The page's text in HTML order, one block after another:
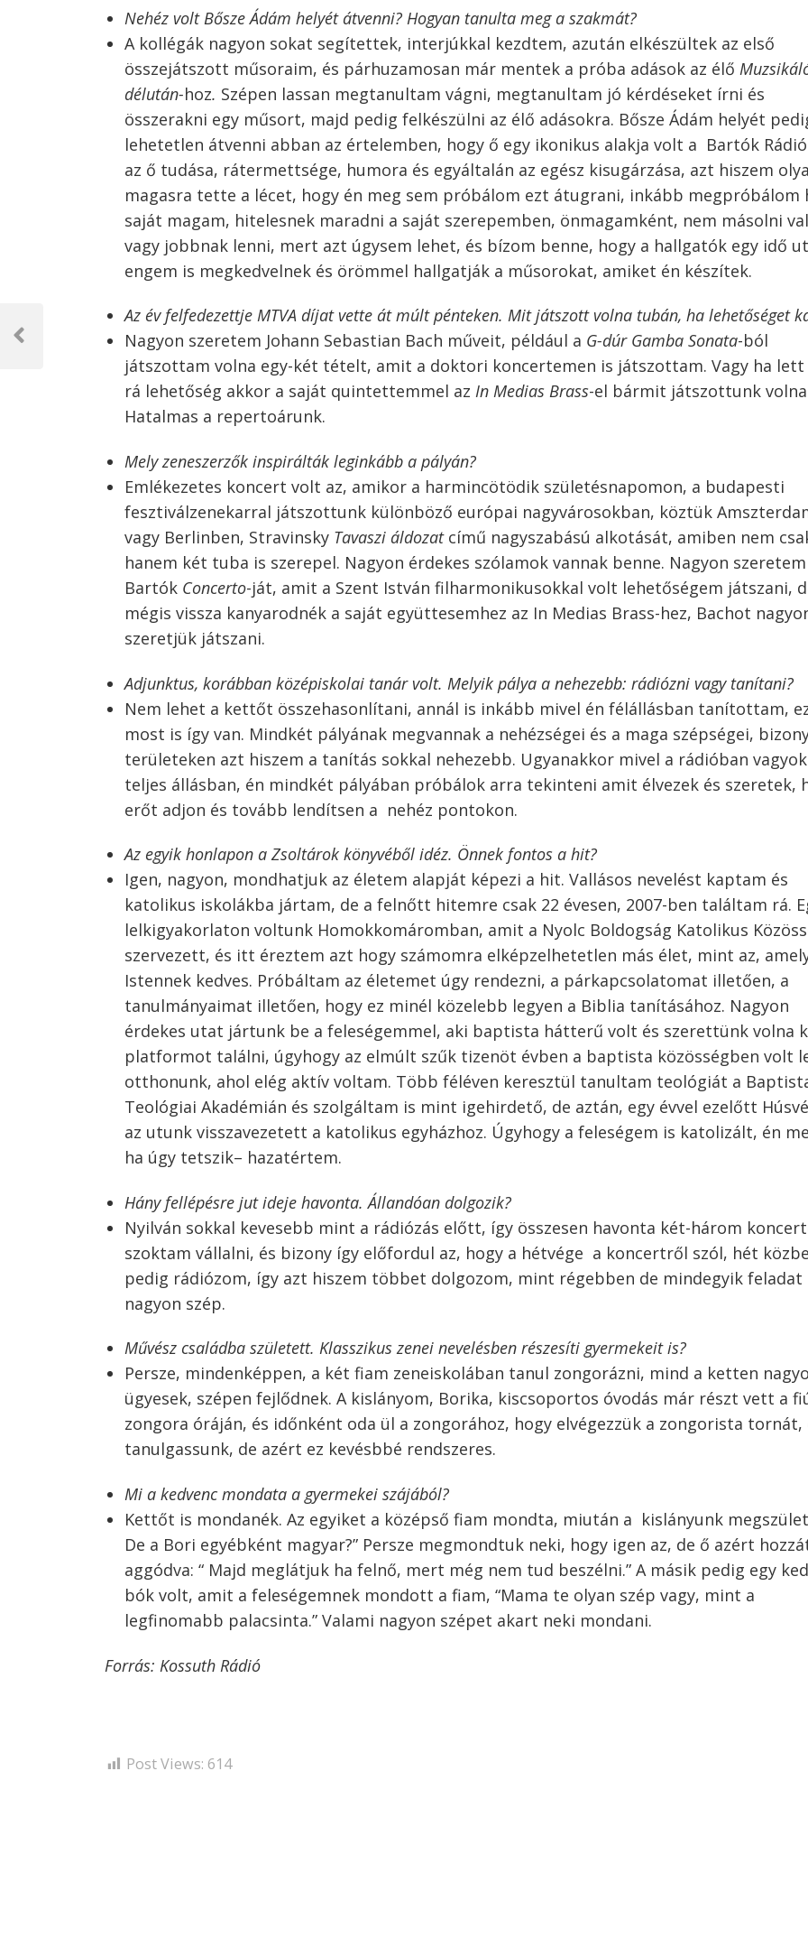
Nehéz volt Bősze Ádám helyét átvenni? Hogyan tanulta meg a szakmát?
A kollégák nagyon sokat segítettek, interjúkkal kezdtem, azután elkészültek az első
összejátszott műsoraim, és párhuzamosan már mentek a próba adások az élő
délután-hoz. Szépen lassan megtanultam vágni, megtanultam jó kérdéseket írni és
összerakni egy műsort, majd pedig felkészülni az élő adásokra. Bősze Ádám helyét
lehetetlen átvenni abban az értelemben, hogy ő egy ikonikus alakja volt a Bartók
az ő tudása, rátermettsége, humora és egyáltalán az egész kisugárzása, azt hiszem
magasra tette a lécet, hogy én meg sem próbálom ezt átugrani, inkább megpróbálom
saját magam, hitelesnek maradni a saját szerepemben, önmagamként, nem másolni
vagy jobbnak lenni, mert azt úgysem lehet, és bízom benne, hogy a hallgatók egy idő
engem is megkedvelnek és örömmel hallgatják a műsorokat, amiket én készítek.
Az év felfedezettje MTVA díjat vette át múlt pénteken. Mit játszott volna tubán, ha lehetőséget
Nagyon szeretem Johann Sebastian Bach műveit, például a G-dúr Gamba Sonata-ból
játszottam volna egy-két tételt, amit a doktori koncertemen is játszottam. Vagy ha lett
rá lehetőség akkor a saját quintettemmel az In Medias Brass-el bármit játszottunk
Hatalmas a repertoárunk.
Mely zeneszerzők inspirálták leginkább a pályán?
Emlékezetes koncert volt az, amikor a harmincötödik születésnapomon, a budapesti
fesztiválzenekarral játszottunk különböző európai nagyvárosokban, köztük
vagy Berlinben, Stravinsky Tavaszi áldozatcímű nagyszabású alkotását, amiben nem
hanem két tuba is szerepel. Nagyon érdekes szólamok vannak benne. Nagyon szeretem
Bartók Concerto-ját, amit a Szent István filharmonikusokkal volt lehetőségem játszani,
mégis vissza kanyarodnék a saját együttesemhez az In Medias Brass-hez, Bachot
szeretjük játszani.
Adjunktus, korábban középiskolai tanár volt. Melyik pálya a nehezebb: rádiózni vagy tanítani?
Nem lehet a kettőt összehasonlítani, annál is inkább mivel én félállásban tanítottam,
most is így van. Mindkét pályának megvannak a nehézségei és a maga szépségei,
területeken azt hiszem a tanítás sokkal nehezebb. Ugyanakkor mivel a rádióban vagyok
teljes állásban, én mindkét pályában próbálok arra tekinteni amit élvezek és szeretek,
erőt adjon és tovább lendítsen a nehéz pontokon.
Az egyik honlapon a Zsoltárok könyvéből idéz. Önnek fontos a hit?
Igen, nagyon, mondhatjuk az életem alapját képezi a hit. Vallásos nevelést kaptam és
katolikus iskolákba jártam, de a felnőtt hitemre csak 22 évesen, 2007-ben találtam rá.
lelkigyakorlaton voltunk Homokkomáromban, amit a Nyolc Boldogság Katolikus
szervezett, és itt éreztem azt hogy számomra elképzelhetetlen más élet, mint az,
Istennek kedves. Próbáltam az életemet úgy rendezni, a párkapcsolatomat illetően, a
tanulmányaimat illetően, hogy ez minél közelebb legyen a Biblia tanításához. Nagyon
érdekes utat jártunk be a feleségemmel, aki baptista hátterű volt és szerettünk volna
platformot találni, úgyhogy az elmúlt szűk tizenöt évben a baptista közösségben volt
otthonunk, ahol elég aktív voltam. Több féléven keresztül tanultam teológiát a
Teológiai Akadémián és szolgáltam is mint igehirdető, de aztán, egy évvel ezelőtt
az utunk visszavezetett a katolikus egyházhoz. Úgyhogy a feleségem is katolizált, én
ha úgy tetszik– hazatértem.
Hány fellépésre jut ideje havonta. Állandóan dolgozik?
Nyilván sokkal kevesebb mint a rádiózás előtt, így összesen havonta két-három
szoktam vállalni, és bizony így előfordul az, hogy a hétvége a koncertről szól, hét
pedig rádiózom, így azt hiszem többet dolgozom, mint régebben de mindegyik feladat
nagyon szép.
Művész családba született. Klasszikus zenei nevelésben részesíti gyermekeit is?
Persze, mindenképpen, a két fiam zeneiskolában tanul zongorázni, mind a ketten
ügyesek, szépen fejlődnek. A kislányom, Borika, kiscsoportos óvodás már részt vett a
zongora óráján, és időnként oda ül a zongorához, hogy elvégezzük a zongorista tornát,
tanulgassunk, de azért ez kevésbbé rendszeres.
Mi a kedvenc mondata a gyermekei szájából?
Kettőt is mondanék. Az egyiket a középső fiam mondta, miután a kislányunk
De a Bori egyébként magyar?” Persze megmondtuk neki, hogy igen az, de ő azért
aggódva: “ Majd meglátjuk ha felnő, mert még nem tud beszélni.” A másik pedig egy
bók volt, amit a feleségemnek mondott a fiam, “Mama te olyan szép vagy, mint a
legfinomabb palacsinta.” Valami nagyon szépet akart neki mondani.
Forrás: Kossuth Rádió
Post Views: 614
Bejegyzés
navigáció
Previous